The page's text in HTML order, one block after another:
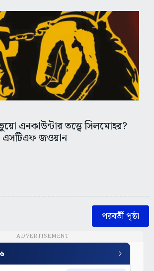
এনকাউন্টার তত্ত্বে সিলমোহর?
এসটিএফ জওয়ান
পরবর্তী পৃষ্ঠা
ADVERTISEMENT